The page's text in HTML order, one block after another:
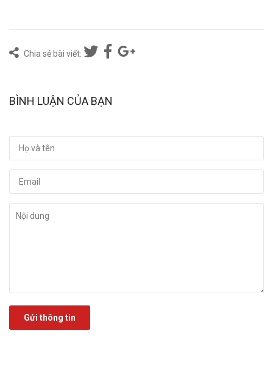
Chia sẻ bài viết:
BÌNH LUẬN CỦA BẠN
Gửi thông tin